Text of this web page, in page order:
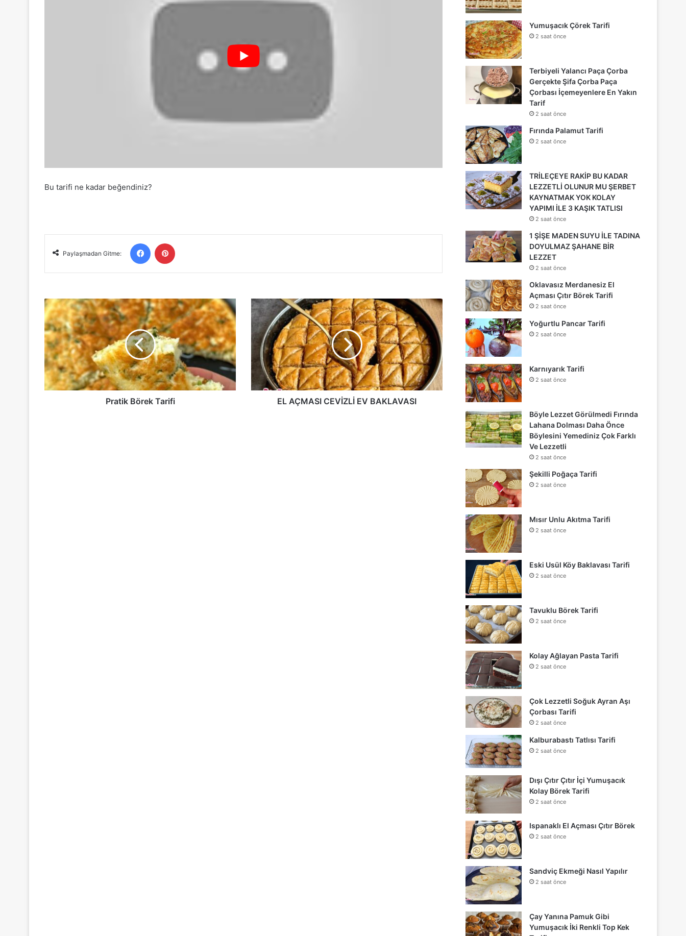
Bu tarifi ne kadar beğendiniz?
Paylaşmadan Gitme:
Facebook
Pratik
Börek
Tarifi
Pratik Börek Tarifi
EL
AÇMASI
CEVİZLİ
EV
BAKLAVASI
EL AÇMASI CEVİZLİ EV BAKLAVASI
Yumuşacık Çörek Tarifi
2 saat önce
Terbiyeli Yalancı Paça Çorba
Gerçekte Şifa Çorba Paça
Çorbası İçemeyenlere En Yakın
Tarif
2 saat önce
Fırında Palamut Tarifi
2 saat önce
TRİLEÇEYE RAKİP BU KADAR
LEZZETLİ OLUNUR MU ŞERBET
KAYNATMAK YOK KOLAY
YAPIMI İLE 3 KAŞIK TATLISI
2 saat önce
1 ŞİŞE MADEN SUYU İLE TADINA
DOYULMAZ ŞAHANE BİR
LEZZET
2 saat önce
Oklavasız Merdanesiz El
Açması Çıtır Börek Tarifi
2 saat önce
Yoğurtlu Pancar Tarifi
2 saat önce
Karnıyarık Tarifi
2 saat önce
Böyle Lezzet Görülmedi Fırında
Lahana Dolması Daha Önce
Böylesini Yemediniz Çok Farklı
Ve Lezzetli
2 saat önce
Şekilli Poğaça Tarifi
2 saat önce
Mısır Unlu Akıtma Tarifi
2 saat önce
Eski Usül Köy Baklavası Tarifi
2 saat önce
Tavuklu Börek Tarifi
2 saat önce
Kolay Ağlayan Pasta Tarifi
2 saat önce
Çok Lezzetli Soğuk Ayran Aşı
Çorbası Tarifi
2 saat önce
Kalburabastı Tatlısı Tarifi
2 saat önce
Dışı Çıtır Çıtır İçi Yumuşacık
Kolay Börek Tarifi
2 saat önce
Ispanaklı El Açması Çıtır Börek
2 saat önce
Sandviç Ekmeği Nasıl Yapılır
2 saat önce
Çay Yanına Pamuk Gibi
Yumuşacık İki Renkli Top Kek